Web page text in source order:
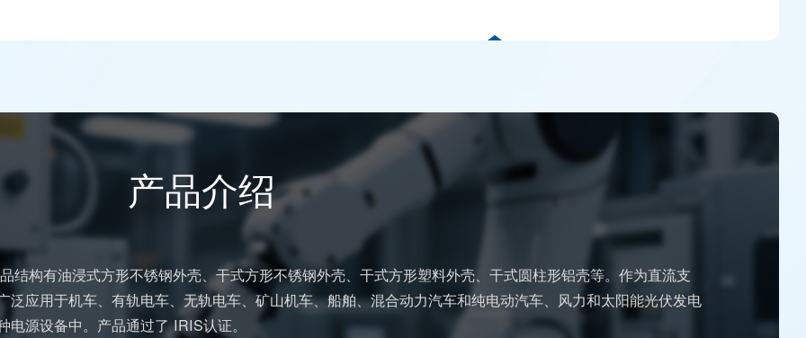
产品介绍
结构有油浸式方形不锈钢外壳、干式方形不锈钢外壳、干式方形塑料外壳、干式圆柱形铝壳等。作为直流支
应用于机车、有轨电车、无轨电车、矿山机车、船舶、混合动力汽车和纯电动汽车、风力和太阳能光伏发电
源设备中。产品通过了 IRIS认证。